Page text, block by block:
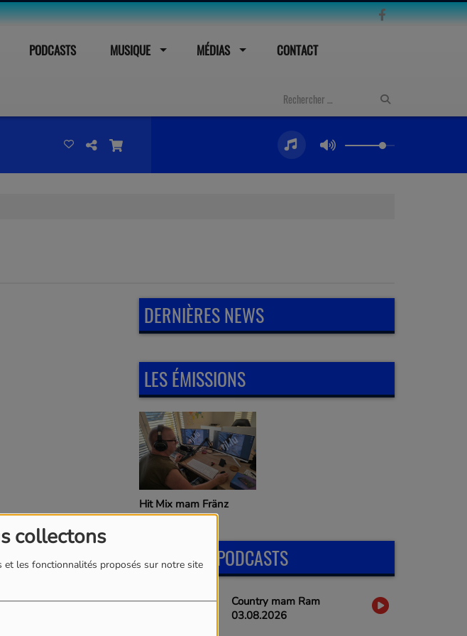
collectons
les fonctionnalités proposés sur notre site
PODCASTS MUSIQUE MÉDIAS CONTACT
DERNIÈRES NEWS
LES ÉMISSIONS
Hit Mix mam Fränz
DERNIERS PODCASTS
Country mam Ram
03.08.2026